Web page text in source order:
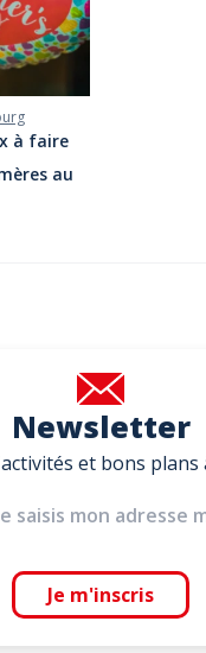
à faire
au
Newsletter
et bons plans
Je m'inscris